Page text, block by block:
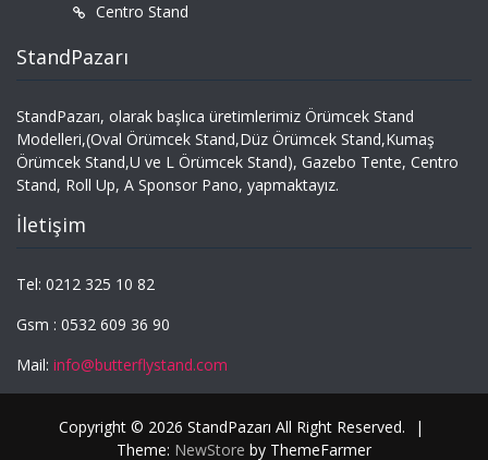
Centro Stand
StandPazarı
StandPazarı, olarak başlıca üretimlerimiz Örümcek Stand
Modelleri,(Oval Örümcek Stand,Düz Örümcek Stand,Kumaş
Örümcek Stand,U ve L Örümcek Stand), Gazebo Tente, Centro
Stand, Roll Up, A Sponsor Pano, yapmaktayız.
İletişim
Tel: 0212 325 10 82
Gsm : 0532 609 36 90
Mail: info@butterflystand.com
Copyright © 2026 StandPazarı All Right Reserved.
|
Theme: NewStore by ThemeFarmer